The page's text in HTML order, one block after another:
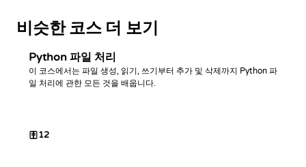
비슷한 코스 더 보기
Python 파일 처리
이 코스에서는 파일 생성, 읽기, 쓰기부터 추가 및 삭제까지 Python 파
일 처리에 관한 모든 것을 배웁니다.
12